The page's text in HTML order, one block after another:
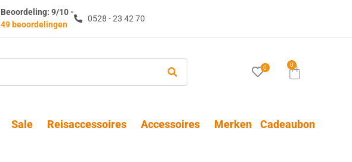
Beoordeling: 9/10 -
49 beoordelingen
0528 - 23 42 70
0 0
Sale Reisaccessoires Accessoires Merken Cadeaubon